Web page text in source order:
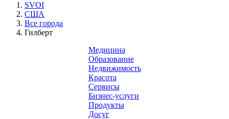
SVOI
США
Все города
Гилберт
Медицина
Образование
Недвижимость
Красота
Сервисы
Бизнес-услуги
Продукты
Досуг